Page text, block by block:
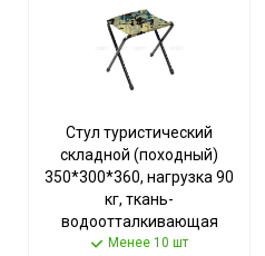
Стул туристический
складной (походный)
350*300*360, нагрузка 90
кг, ткань-
водоотталкивающая
пропитка, КАМУФЛЯЖ
Менее 10 шт